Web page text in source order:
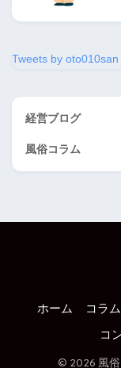
Tweets by oto010san
経営ブログ
風俗コラム
ホーム コラム
コ
© 2026 風